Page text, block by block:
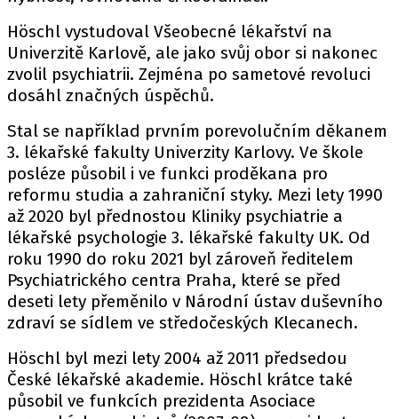
Höschl vystudoval Všeobecné lékařství na
Univerzitě Karlově, ale jako svůj obor si nakonec
zvolil psychiatrii. Zejména po sametové revoluci
dosáhl značných úspěchů.
Stal se například prvním porevolučním děkanem
3. lékařské fakulty Univerzity Karlovy. Ve škole
posléze působil i ve funkci proděkana pro
reformu studia a zahraniční styky. Mezi lety 1990
až 2020 byl přednostou Kliniky psychiatrie a
lékařské psychologie 3. lékařské fakulty UK. Od
roku 1990 do roku 2021 byl zároveň ředitelem
Psychiatrického centra Praha, které se před
deseti lety přeměnilo v Národní ústav duševního
zdraví se sídlem ve středočeských Klecanech.
Höschl byl mezi lety 2004 až 2011 předsedou
České lékařské akademie. Höschl krátce také
působil ve funkcích prezidenta Asociace